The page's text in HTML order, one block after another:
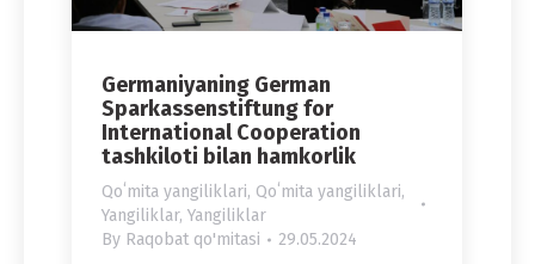
Germaniyaning German
Sparkassenstiftung for
International Cooperation
tashkiloti bilan hamkorlik
Qoʻmita yangiliklari, Qoʻmita yangiliklari,
Yangiliklar, Yangiliklar
By Raqobat qo'mitasi 29.05.2024